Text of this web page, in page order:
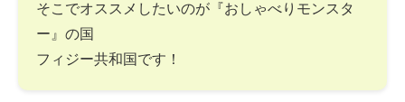
そこでオススメしたいのが『おしゃべりモンスタ
ー』の国
フィジー共和国です！